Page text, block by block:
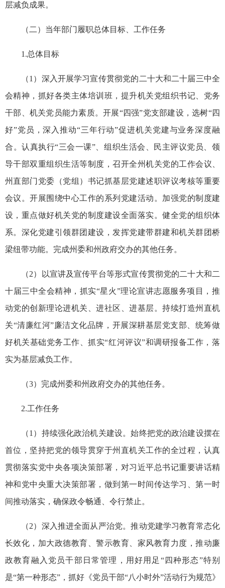
层减负成果。
（二）当年部门履职总体目标、工作任务
1.总体目标
（1）深入开展学习宣传贯彻党的二十大和二十届三中全
会精神，抓好各类主体培训班，提升机关党组织书记、党务
干部、机关党员能力素质。开展“四强”党支部建设，选树“四
好”党员，深入推动“三年行动”促进机关党建与业务深度融
合。认真执行“三会一课”、组织生活会、民主评议党员、领
导干部双重组织生活等制度，召开全州机关党的工作会议、
州直部门党委（党组）书记抓基层党建述职评议考核等重要
会议。开展围绕中心工作的系列党建活动。加强党的制度建
设，重点做好机关党的制度建设全面落实。健全党的组织体
系。深化党建引领群团建设，发挥党建带群建和机关群团桥
梁纽带功能。完成州委和州政府交办的其他任务。
（2）以宣讲及宣传平台等形式宣传贯彻党的二十大和二
十届三中全会精神，抓实“星火”理论宣讲志愿服务项目，推
动党的创新理论进机关、进社区、进基层。持续打造州直机
关“清廉红河”廉洁文化品牌，开展深耕基层党支部 、统筹做
好机关基础党务工作、抓实“红河评议”和调研报备工作，落
实为基层减负工作。
（3）完成州委和州政府交办的其他任务。
2.工作任务
（1）持续强化政治机关建设。始终把党的政治建设摆在
首位，坚持把党的领导贯穿于州直机关工作的全过程，认真
贯彻落实党中央各项决策部署，对习近平总书记重要讲话精
神和党中央重大决策部署，做到第一时间传达学习、第一时
间推动落实，确保政令畅通、令行禁止。
（2）深入推进全面从严治党。推动党建学习教育常态化
长效化，加大政德教育、警示教育、家风教育力度，推动廉
政教育融入党员干部日常管理，用好用足“四种形态”特别
是“第一种形态”，抓好《党员干部“八小时外”活动行为规范》